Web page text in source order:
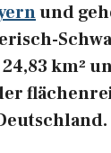
und
km²